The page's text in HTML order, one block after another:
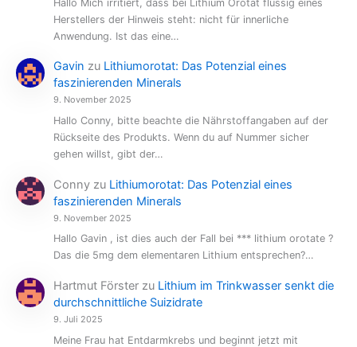
Hallo Mich irritiert, dass bei Lithium Orotat flüssig eines
Herstellers der Hinweis steht: nicht für innerliche
Anwendung. Ist das eine…
Gavin zu Lithiumorotat: Das Potenzial eines
faszinierenden Minerals
9. November 2025
Hallo Conny, bitte beachte die Nährstoffangaben auf der
Rückseite des Produkts. Wenn du auf Nummer sicher
gehen willst, gibt der…
Conny zu Lithiumorotat: Das Potenzial eines
faszinierenden Minerals
9. November 2025
Hallo Gavin , ist dies auch der Fall bei *** lithium orotate ?
Das die 5mg dem elementaren Lithium entsprechen?…
Hartmut Förster zu Lithium im Trinkwasser senkt die
durchschnittliche Suizidrate
9. Juli 2025
Meine Frau hat Entdarmkrebs und beginnt jetzt mit